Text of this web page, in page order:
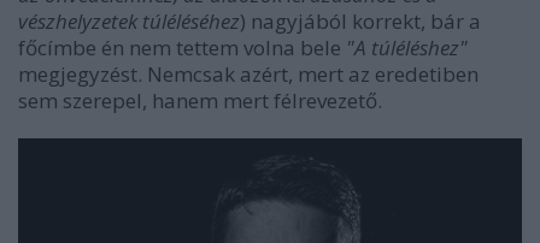
vészhelyzetek túléléséhez) nagyjából korrekt, bár a
főcímbe én nem tettem volna bele "A túléléshez"
megjegyzést. Nemcsak azért, mert az eredetiben
sem szerepel, hanem mert félrevezető.